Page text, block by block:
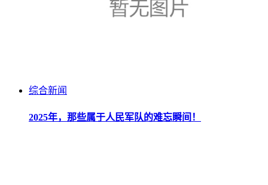
综合新闻
2025年，那些属于人民军队的难忘瞬间！